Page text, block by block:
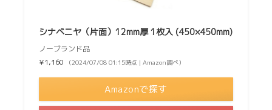
シナベニヤ（片面）12mm厚 1枚入 (450×450mm)
ノーブランド品
¥1,160
（2024/07/08 01:15時点 | Amazon調べ）
Amazonで探す